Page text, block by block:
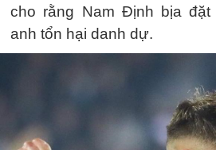
cho rằng Nam Định bịa đặt
anh tổn hại danh dự.